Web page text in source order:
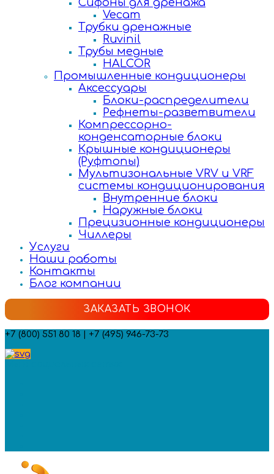
Сифоны для дренажа
Vecam
Трубки дренажные
Ruvinil
Трубы медные
HALCOR
Промышленные кондиционеры
Аксессуары
Блоки-распределители
Рефнеты-разветвители
Компрессорно-
конденсаторные блоки
Крышные кондиционеры
(Руфтопы)
Мультизональные VRV и VRF
системы кондиционирования
Внутренние блоки
Наружные блоки
Прецизионные кондиционеры
Чиллеры
Услуги
Наши работы
Контакты
Блог компании
ЗАКАЗАТЬ ЗВОНОК
+7 (800) 551 80 18 | +7 (495) 946-73-73